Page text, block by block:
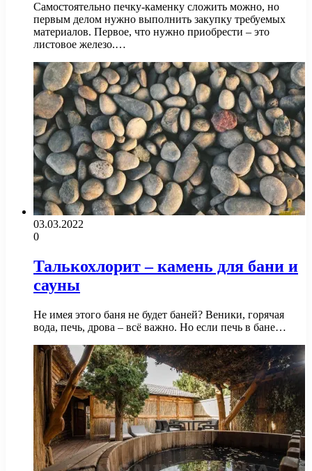
Самостоятельно печку-каменку сложить можно, но
первым делом нужно выполнить закупку требуемых
материалов. Первое, что нужно приобрести – это
листовое железо.…
03.03.2022
0
Талькохлорит – камень для бани и
сауны
Не имея этого баня не будет баней? Веники, горячая
вода, печь, дрова – всё важно. Но если печь в бане…